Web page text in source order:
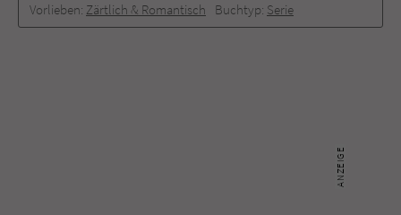
Vorlieben: Zärtlich & Romantisch Buchtyp: Serie